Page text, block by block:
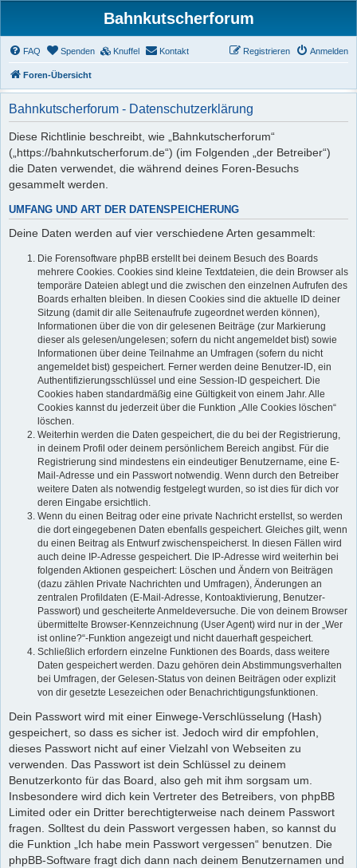
Bahnkutscherforum
FAQ Spenden Knuffel Kontakt Anmelden
Registrieren
Foren-Übersicht
Bahnkutscherforum - Datenschutzerklärung
Diese Richtlinie beschreibt, wie „Bahnkutscherforum“
(„https://bahnkutscherforum.de“) (im Folgenden „der Betreiber“)
die Daten verwendet, die während deines Foren-Besuchs
gesammelt werden.
UMFANG UND ART DER DATENSPEICHERUNG
Deine Daten werden auf vier verschiedene Arten gesammelt:
Die Forensoftware phpBB erstellt bei deinem Besuch des Boards
mehrere Cookies. Cookies sind kleine Textdateien, die dein Browser als
temporäre Dateien ablegt und die zwischen den einzelnen Aufrufen des
Boards erhalten bleiben. In diesen Cookies sind die aktuelle ID deiner
Sitzung (damit dir alle Seitenaufrufe zugeordnet werden können),
Informationen über die von dir gelesenen Beiträge (zur Markierung
dieser als gelesen/ungelesen; sofern du nicht angemeldet bist) sowie
Informationen über deine Teilnahme an Umfragen (sofern du nicht
angemeldet bist) gespeichert. Ferner werden deine Benutzer-ID, ein
Authentifizierungsschlüssel und eine Session-ID gespeichert. Die
Cookies haben standardmäßig eine Gültigkeit von einem Jahr. Alle
Cookies kannst du jederzeit über die Funktion „Alle Cookies löschen“
löschen.
Weiterhin werden die Daten gespeichert, die du bei der Registrierung,
in deinem Profil oder deinem persönlichem Bereich angibst. Für die
Registrierung sind mindestens ein eindeutiger Benutzername, eine E-
Mail-Adresse und ein Passwort notwendig. Wenn durch den Betreiber
weitere Daten als notwendig festgelegt wurden, so ist dies für dich vor
deren Eingabe ersichtlich.
Wenn du einen Beitrag oder eine private Nachricht erstellst, so werden
die dort eingegebenen Daten ebenfalls gespeichert. Gleiches gilt, wenn
du einen Beitrag als Entwurf zwischenspeicherst. In diesen Fällen wird
auch deine IP-Adresse gespeichert. Die IP-Adresse wird weiterhin bei
folgenden Aktionen gespeichert: Löschen und Ändern von Beiträgen
(dazu zählen Private Nachrichten und Umfragen), Änderungen an
zentralen Profildaten (E-Mail-Adresse, Kontoaktivierung, Benutzer-
Passwort) und gescheiterte Anmeldeversuche. Die von deinem Browser
übermittelte Browser-Kennzeichnung (User Agent) wird nur in der „Wer
ist online?“-Funktion angezeigt und nicht dauerhaft gespeichert.
Schließlich erfordern einzelne Funktionen des Boards, dass weitere
Daten gespeichert werden. Dazu gehören dein Abstimmungsverhalten
bei Umfragen, der Gelesen-Status von deinen Beiträgen oder explizit
von dir gesetzte Lesezeichen oder Benachrichtigungsfunktionen.
Dein Passwort wird mit einer Einwege-Verschlüsselung (Hash)
gespeichert, so dass es sicher ist. Jedoch wird dir empfohlen,
dieses Passwort nicht auf einer Vielzahl von Webseiten zu
verwenden. Das Passwort ist dein Schlüssel zu deinem
Benutzerkonto für das Board, also geh mit ihm sorgsam um.
Insbesondere wird dich kein Vertreter des Betreibers, von phpBB
Limited oder ein Dritter berechtigterweise nach deinem Passwort
fragen. Solltest du dein Passwort vergessen haben, so kannst du
die Funktion „Ich habe mein Passwort vergessen“ benutzen. Die
phpBB-Software fragt dich dann nach deinem Benutzernamen und